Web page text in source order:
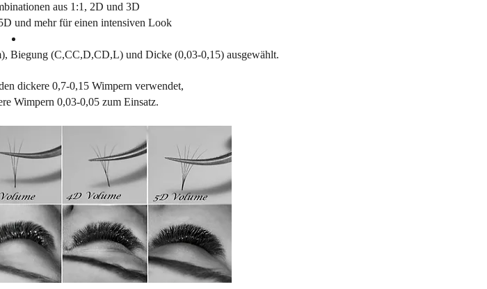
aus 1:1, 2D und 3D
und mehr für einen intensiven Look
Biegung (C,CC,D,CD,L) und Dicke (0,03-0,15) ausgewählt.
dickere 0,7-0,15 Wimpern verwendet,
Wimpern 0,03-0,05 zum Einsatz.